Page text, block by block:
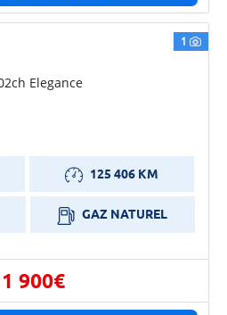
1
Elegance
125 406 KM
GAZ NATUREL
900€